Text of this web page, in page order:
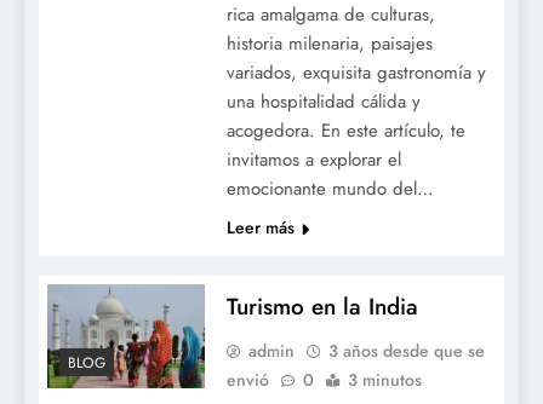
rica amalgama de culturas,
historia milenaria, paisajes
variados, exquisita gastronomía y
una hospitalidad cálida y
acogedora. En este artículo, te
invitamos a explorar el
emocionante mundo del…
Leer más
BLOG
Turismo en la India
admin
3 años desde que se
envió
0 3 minutos